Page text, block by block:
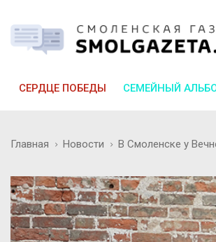
СЕРДЦЕ ПОБЕДЫ СЕМЕЙНЫЙ
Главная Новости В Смоленске у